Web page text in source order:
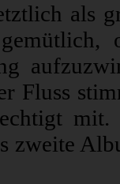
als
Fluss
zweite